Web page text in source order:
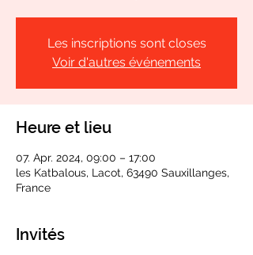
Les inscriptions sont closes
Voir d'autres événements
Heure et lieu
07. Apr. 2024, 09:00 – 17:00
les Katbalous, Lacot, 63490 Sauxillanges,
France
Invités